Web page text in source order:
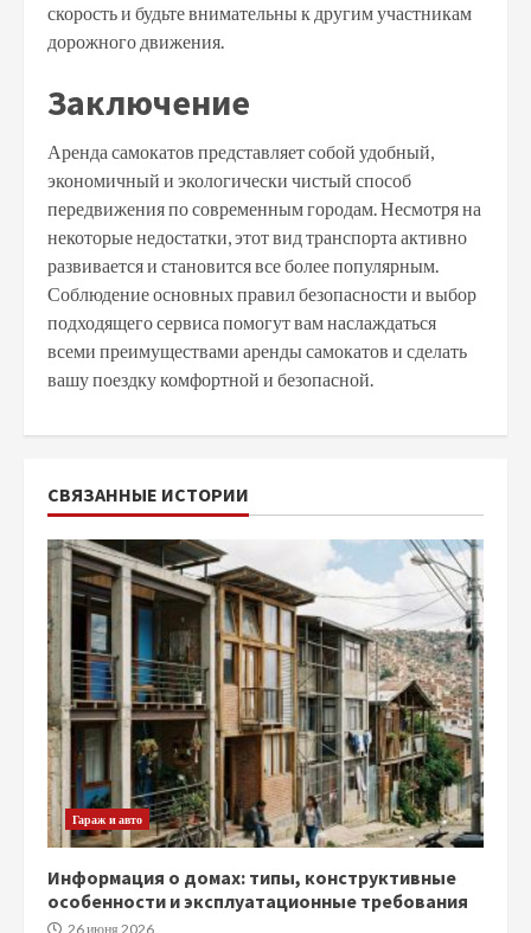
скорость и будьте внимательны к другим участникам
дорожного движения.
Заключение
Аренда самокатов представляет собой удобный,
экономичный и экологически чистый способ
передвижения по современным городам. Несмотря на
некоторые недостатки, этот вид транспорта активно
развивается и становится все более популярным.
Соблюдение основных правил безопасности и выбор
подходящего сервиса помогут вам наслаждаться
всеми преимуществами аренды самокатов и сделать
вашу поездку комфортной и безопасной.
СВЯЗАННЫЕ ИСТОРИИ
Гараж и авто
Информация о домах: типы, конструктивные
особенности и эксплуатационные требования
26 июня 2026